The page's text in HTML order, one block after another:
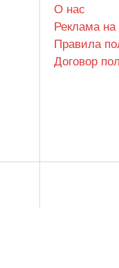
О нас
Реклама на
Правила
Договор